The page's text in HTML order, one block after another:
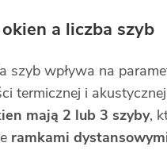
a liczba szyb
szyb wpływa na
termicznej i
mają 2 lub 3 szyby,
ramkami